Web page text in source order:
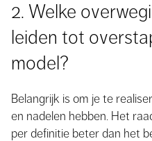
2. Welke
leiden tot
model?
Belangrijk is om je te
en nadelen hebben. Het
per definitie beter dan het